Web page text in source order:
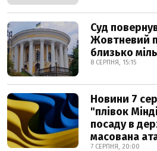
Суд
Жовтневий
близько
8 СЕРПНЯ, 15:15
Новини 7
"плівок
посаду в
масована
7 СЕРПНЯ, 20:00